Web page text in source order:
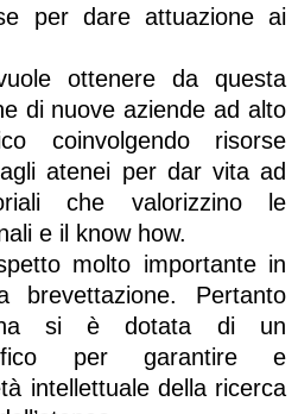
per dare attuazione ai
ottenere da questa
di nuove aziende ad alto
coinvolgendo risorse
atenei per dar vita ad
che valorizzino le
e il know how.
molto importante in
Pertanto
si è dotata di un
per garantire e
intellettuale della ricerca